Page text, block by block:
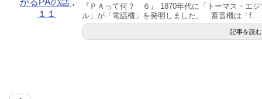
『ＰＡって何？ ６』 1870年代に「トーマス・エ
ル」が「電話機」を発明しました。 蓄音機は「f...
記事を読む